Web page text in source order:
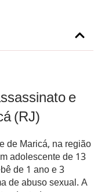
e
(RJ)
de Maricá, na região
adolescente de 13
de 1 ano e 3
de abuso sexual. A